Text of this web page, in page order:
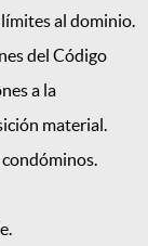
al dominio.
del Código
a la
material.